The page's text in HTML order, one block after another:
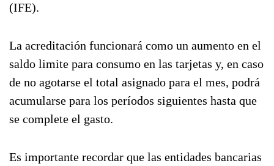
(IFE).
La acreditación funcionará como un aumento en el
saldo limite para consumo en las tarjetas y, en caso
de no agotarse el total asignado para el mes, podrá
acumularse para los períodos siguientes hasta que
se complete el gasto.
Es importante recordar que las entidades bancarias